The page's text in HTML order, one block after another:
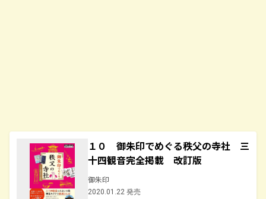
１０ 御朱印でめぐる秩父の寺社 三
十四観音完全掲載 改訂版
御朱印
2020.01.22 発売